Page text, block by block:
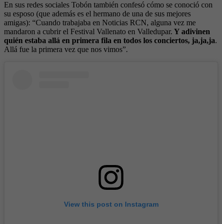
En sus redes sociales Tobón también confesó cómo se conoció con
su esposo (que además es el hermano de una de sus mejores
amigas): “Cuando trabajaba en Noticias RCN, alguna vez me
mandaron a cubrir el Festival Vallenato en Valledupar. Y adivinen
quién estaba allá en primera fila en todos los conciertos, ja,ja,ja.
Allá fue la primera vez que nos vimos”.
View this post on Instagram